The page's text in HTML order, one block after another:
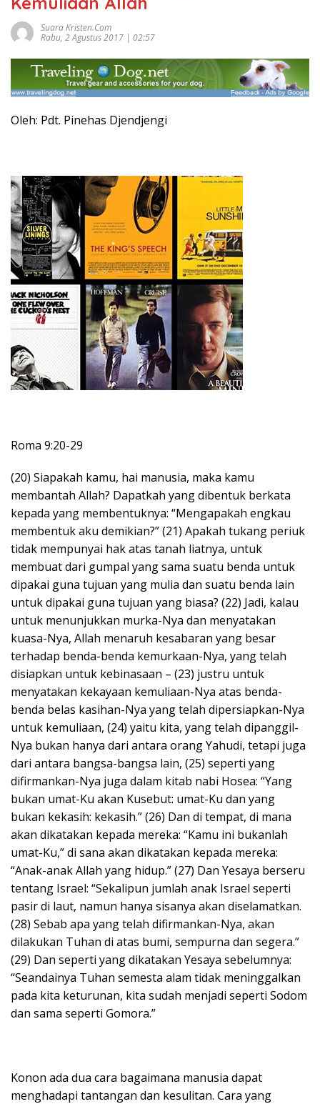
Suara Kristen.com
Rabu, 2 Agustus 2017 | 02:57
Oleh: Pdt. Pinehas Djendjengi
Roma 9:20-29
(20) Siapakah kamu, hai manusia, maka kamu
membantah Allah? Dapatkah yang dibentuk berkata
kepada yang membentuknya: “Mengapakah engkau
membentuk aku demikian?” (21) Apakah tukang periuk
tidak mempunyai hak atas tanah liatnya, untuk
membuat dari gumpal yang sama suatu benda untuk
dipakai guna tujuan yang mulia dan suatu benda lain
untuk dipakai guna tujuan yang biasa? (22) Jadi, kalau
untuk menunjukkan murka-Nya dan menyatakan
kuasa-Nya, Allah menaruh kesabaran yang besar
terhadap benda-benda kemurkaan-Nya, yang telah
disiapkan untuk kebinasaan – (23) justru untuk
menyatakan kekayaan kemuliaan-Nya atas benda-
benda belas kasihan-Nya yang telah dipersiapkan-Nya
untuk kemuliaan, (24) yaitu kita, yang telah dipanggil-
Nya bukan hanya dari antara orang Yahudi, tetapi juga
dari antara bangsa-bangsa lain, (25) seperti yang
difirmankan-Nya juga dalam kitab nabi Hosea: “Yang
bukan umat-Ku akan Kusebut: umat-Ku dan yang
bukan kekasih: kekasih.” (26) Dan di tempat, di mana
akan dikatakan kepada mereka: “Kamu ini bukanlah
umat-Ku,” di sana akan dikatakan kepada mereka:
“Anak-anak Allah yang hidup.” (27) Dan Yesaya berseru
tentang Israel: “Sekalipun jumlah anak Israel seperti
pasir di laut, namun hanya sisanya akan diselamatkan.
(28) Sebab apa yang telah difirmankan-Nya, akan
dilakukan Tuhan di atas bumi, sempurna dan segera.”
(29) Dan seperti yang dikatakan Yesaya sebelumnya:
“Seandainya Tuhan semesta alam tidak meninggalkan
pada kita keturunan, kita sudah menjadi seperti Sodom
dan sama seperti Gomora.”
Konon ada dua cara bagaimana manusia dapat
menghadapi tantangan dan kesulitan. Cara yang